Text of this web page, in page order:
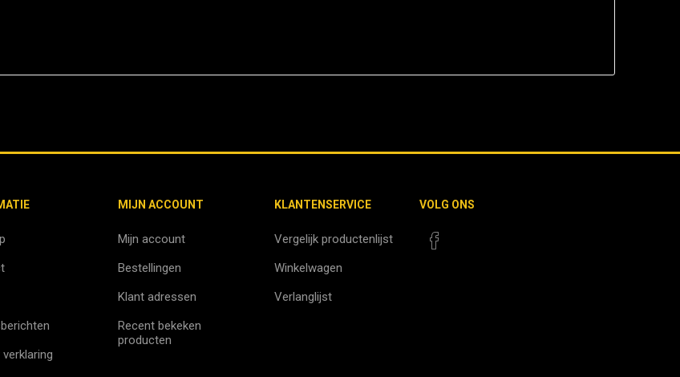
MIJN ACCOUNT
Mijn account
Bestellingen
Klant adressen
Recent bekeken
producten
KLANTENSERVICE
Vergelijk productenlijst
Winkelwagen
Verlanglijst
VOLG ONS